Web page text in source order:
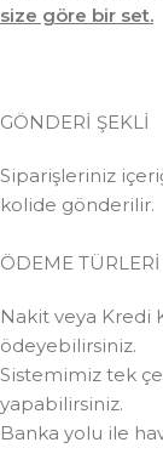
size göre bir set.
GÖNDERİ ŞEKLİ
Siparişleriniz
kolide gönderilir.
ÖDEME TÜRLERİ
Nakit veya Kredi
ödeyebilirsiniz.
Sistemimiz tek
yapabilirsiniz.
Banka yolu ile